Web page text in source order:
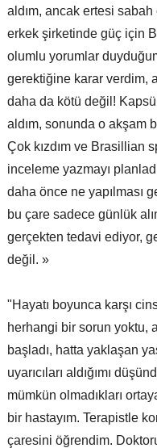
aldım, ancak ertesi
erkek şirketinde güç için
olumlu yorumlar
gerektiğine karar verdim,
daha da kötü değil!
aldım, sonunda o akşam
Çok kızdım ve Brasillian
inceleme yazmayı
daha önce ne yapılması
bu çare sadece günlük
gerçekten tedavi ediyor,
değil. »
"Hayatı boyunca karşı
herhangi bir sorun yoktu,
başladı, hatta yaklaşan
uyarıcıları aldığımı
mümkün olmadıkları
bir hastayım. Terapistle
çaresini öğrendim.